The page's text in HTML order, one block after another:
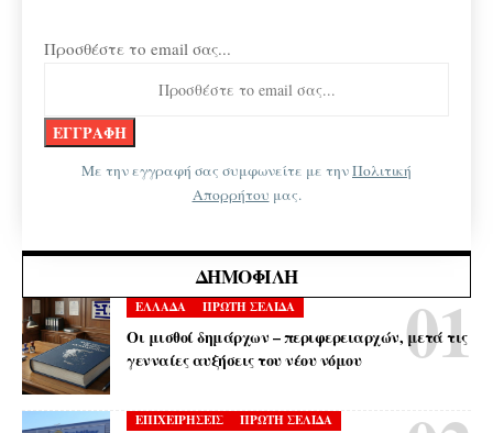
Προσθέστε το email σας...
Με την εγγραφή σας συμφωνείτε με τηνΠολιτική
Απορρήτου μας.
ΔΗΜΟΦΙΛΉ
ΕΛΛΑΔΑ ΠΡΩΤΗ ΣΕΛΙΔΑ
Οι μισθοί δημάρχων – περιφερειαρχών, μετά τις
γενναίες αυξήσεις του νέου νόμου
ΕΠΙΧΕΙΡΗΣΕΙΣ ΠΡΩΤΗ ΣΕΛΙΔΑ